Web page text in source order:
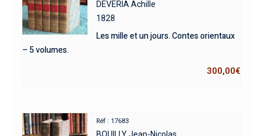
DEVERIA Achille
1828
Les mille et un jours. Contes orientaux
– 5 volumes.
300,00€
Réf : 17683
BOUILLY Jean-Nicolas